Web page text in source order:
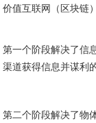
价值互联网（区块链）
第一个阶段解决了信
渠道获得信息并谋利
第二个阶段解决了物